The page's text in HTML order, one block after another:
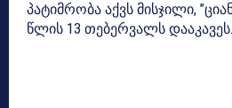
პატიმრობა აქვს მისჯილი,
წლის 13 თებერვალს დააკავეს.